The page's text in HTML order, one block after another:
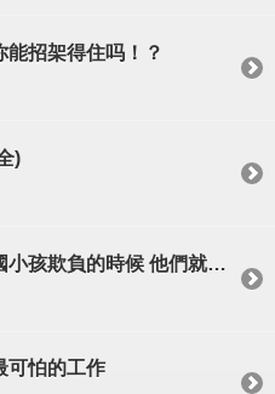
招架得住吗！？
)
當亞洲小孩被外國小孩欺負的時候 他們就會用這招秒殺對手
可怕的工作